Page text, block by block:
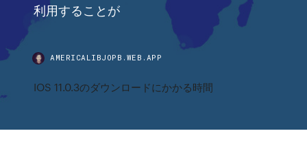
利用することが
AMERICALIBJOPB.WEB.APP
IOS 11.0.3のダウンロードにかかる時間